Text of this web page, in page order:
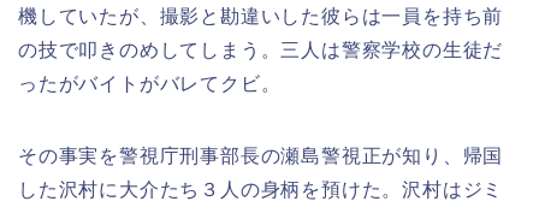
機していたが、撮影と勘違いした彼らは一員を持ち前
の技で叩きのめしてしまう。三人は警察学校の生徒だ
ったがバイトがバレてクビ。
その事実を警視庁刑事部長の瀬島警視正が知り、帰国
した沢村に大介たち３人の身柄を預けた。沢村はジミ